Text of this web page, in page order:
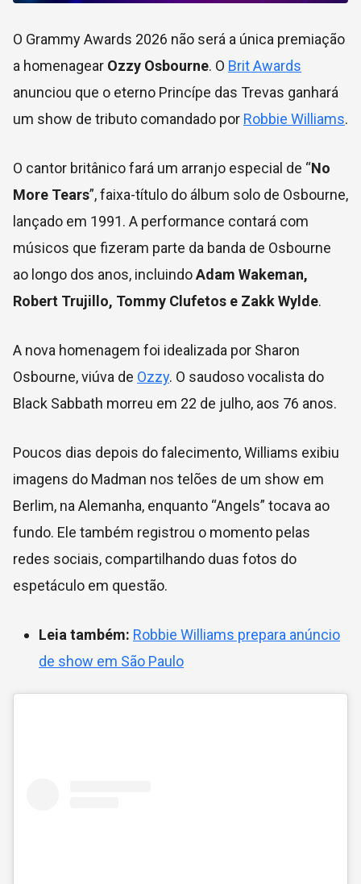
O Grammy Awards 2026 não será a única premiação
a homenagear Ozzy Osbourne. O Brit Awards
anunciou que o eterno Princípe das Trevas ganhará
um show de tributo comandado por Robbie Williams.
O cantor britânico fará um arranjo especial de “No
More Tears”, faixa-título do álbum solo de Osbourne,
lançado em 1991. A performance contará com
músicos que fizeram parte da banda de Osbourne
ao longo dos anos, incluindoAdam Wakeman,
Robert Trujillo, Tommy Clufetos e Zakk Wylde.
A nova homenagem foi idealizada por Sharon
Osbourne, viúva de Ozzy. O saudoso vocalista do
Black Sabbath morreu em 22 de julho, aos 76 anos.
Poucos dias depois do falecimento, Williams exibiu
imagens do Madman nos telões de um show em
Berlim, na Alemanha, enquanto “Angels” tocava ao
fundo. Ele também registrou o momento pelas
redes sociais, compartilhando duas fotos do
espetáculo em questão.
Leia também: Robbie Williams prepara anúncio
de show em São Paulo